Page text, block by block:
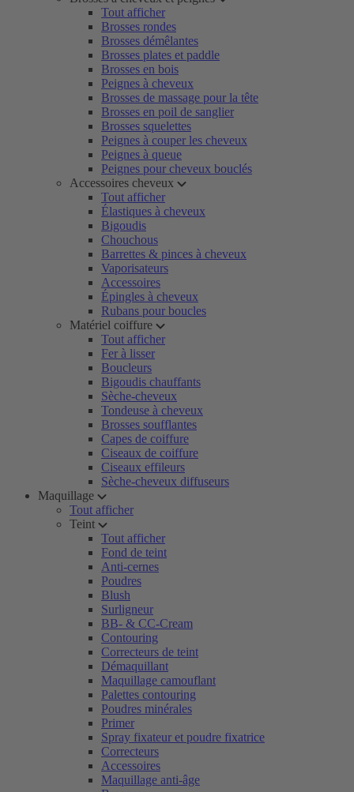
Tout afficher
Brosses rondes
Brosses démêlantes
Brosses plates et paddle
Brosses en bois
Peignes à cheveux
Brosses de massage pour la tête
Brosses en poil de sanglier
Brosses squelettes
Peignes à couper les cheveux
Peignes à queue
Peignes pour cheveux bouclés
Accessoires cheveux
Tout afficher
Élastiques à cheveux
Bigoudis
Chouchous
Barrettes & pinces à cheveux
Vaporisateurs
Accessoires
Épingles à cheveux
Rubans pour boucles
Matériel coiffure
Tout afficher
Fer à lisser
Boucleurs
Bigoudis chauffants
Sèche-cheveux
Tondeuse à cheveux
Brosses soufflantes
Capes de coiffure
Ciseaux de coiffure
Ciseaux effileurs
Sèche-cheveux diffuseurs
Maquillage
Tout afficher
Teint
Tout afficher
Fond de teint
Anti-cernes
Poudres
Blush
Surligneur
BB- & CC-Cream
Contouring
Correcteurs de teint
Démaquillant
Maquillage camouflant
Palettes contouring
Poudres minérales
Primer
Spray fixateur et poudre fixatrice
Correcteurs
Accessoires
Maquillage anti-âge